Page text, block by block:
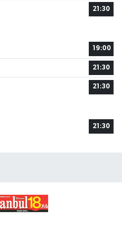
21:30
19:00
21:30
21:30
21:30